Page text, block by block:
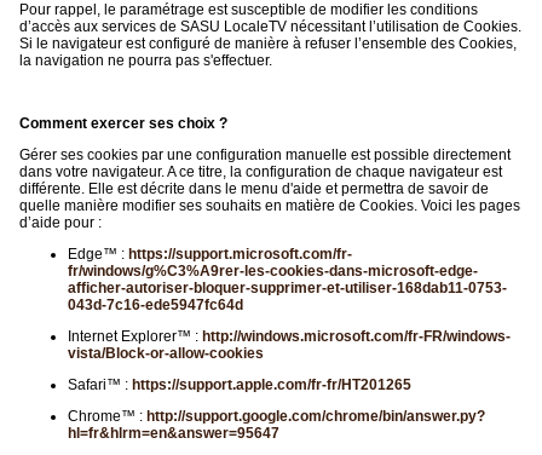
Pour rappel, le paramétrage est susceptible de modifier les conditions
d’accès aux services de SASU LocaleTV nécessitant l’utilisation de Cookies.
Si le navigateur est configuré de manière à refuser l’ensemble des Cookies,
la navigation ne pourra pas s'effectuer.
Comment exercer ses choix ?
Gérer ses cookies par une configuration manuelle est possible directement
dans votre navigateur. A ce titre, la configuration de chaque navigateur est
différente. Elle est décrite dans le menu d'aide et permettra de savoir de
quelle manière modifier ses souhaits en matière de Cookies. Voici les pages
d’aide pour :
Edge™ : https://support.microsoft.com/fr-
fr/windows/g%C3%A9rer-les-cookies-dans-microsoft-edge-
afficher-autoriser-bloquer-supprimer-et-utiliser-168dab11-0753-
043d-7c16-ede5947fc64d
Internet Explorer™ : http://windows.microsoft.com/fr-FR/windows-
vista/Block-or-allow-cookies
Safari™ : https://support.apple.com/fr-fr/HT201265
Chrome™ : http://support.google.com/chrome/bin/answer.py?
hl=fr&hlrm=en&answer=95647